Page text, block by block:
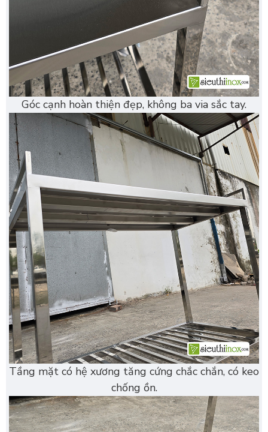
Góc cạnh hoàn thiện đẹp, không ba via sắc tay.
Tầng mặt có hệ xương tăng cứng chắc chắn, có keo
chống ồn.